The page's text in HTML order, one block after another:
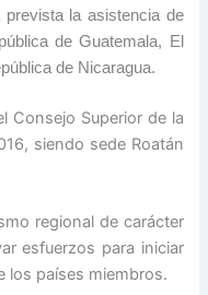
la asistencia de
de Guatemala, El
de Nicaragua.
Consejo Superior de la
siendo sede Roatán
regional de carácter
esfuerzos para iniciar
los países miembros.